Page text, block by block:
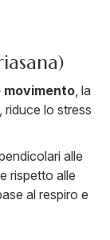
, la
riduce lo stress
alle
rispetto alle
al respiro e